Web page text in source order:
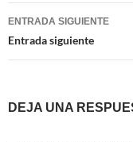
entradas
ENTRADA SIGUIENTE
Entrada siguiente
DEJA UNA